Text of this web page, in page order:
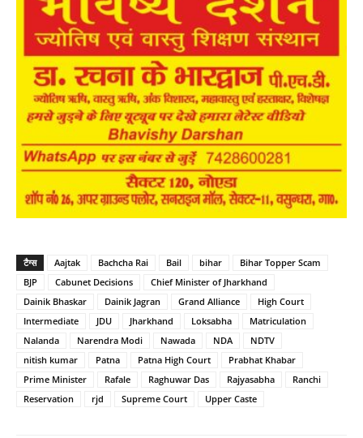
टैग्स Aajtak Bachcha Rai Bail bihar
Bihar Topper Scam
BJP
Cabunet Decisions
Chief Minister of Jharkhand
Dainik Bhaskar
Dainik Jagran Grand Alliance
High Court
Intermediate
JDU Jharkhand Loksabha
Matriculation
Nalanda
Narendra Modi Nawada NDA
NDTV
nitish kumar
Patna Patna High Court
Prabhat Khabar
Prime Minister
Rafale Raghuwar Das Rajyasabha
Ranchi
Reservation
rjd Supreme Court Upper Caste